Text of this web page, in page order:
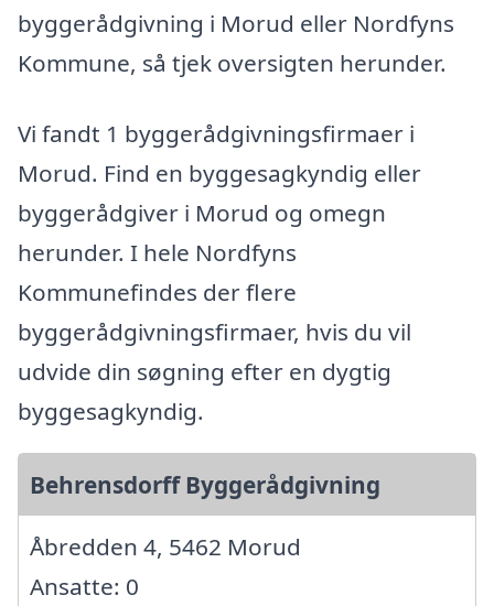
byggerådgivning i Morud eller Nordfyns
Kommune, så tjek oversigten herunder.
Vi fandt 1 byggerådgivningsfirmaer i
Morud. Find en byggesagkyndig eller
byggerådgiver i Morud og omegn
herunder. I hele Nordfyns
Kommunefindes der flere
byggerådgivningsfirmaer, hvis du vil
udvide din søgning efter en dygtig
byggesagkyndig.
Behrensdorff Byggerådgivning
Åbredden 4, 5462 Morud
Ansatte: 0